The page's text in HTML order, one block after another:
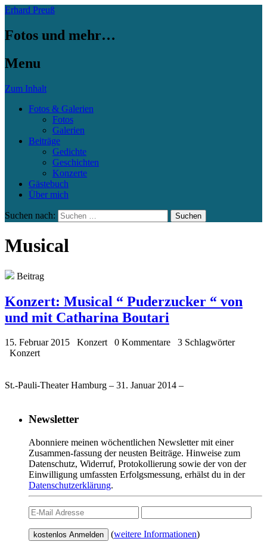
Erhard Preuß
Fotos und mehr…
Menu
Zum Inhalt
Fotos & Galerien
Fotos
Galerien
Beiträge
Gedichte
Geschichten
Konzerte
Gästebuch
Über mich
Suchen nach:
Musical
Beitrag
Konzert: Musical “ Puderzucker “ von
und mit Catharina Boutari
15. Februar 2015 Konzert 0 Kommentare 3 Schlagwörter
Konzert
St.-Pauli-Theater Hamburg – 31. Januar 2014 –
Newsletter
Abonniere meinen wöchentlichen Newsletter mit einer
Zusammen-fassung der neusten Beiträge. Hinweise zum
Datenschutz, Widerruf, Protokollierung sowie der von der
Einwilligung umfassten Erfolgsmessung, erhälst du in der
Datenschutzerklärung.
(weitere Informationen)